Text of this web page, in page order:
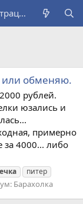
Регистрация
обменяю.
рублей.
юзались и
примерно
за 4000... либо
питер
Барахолка